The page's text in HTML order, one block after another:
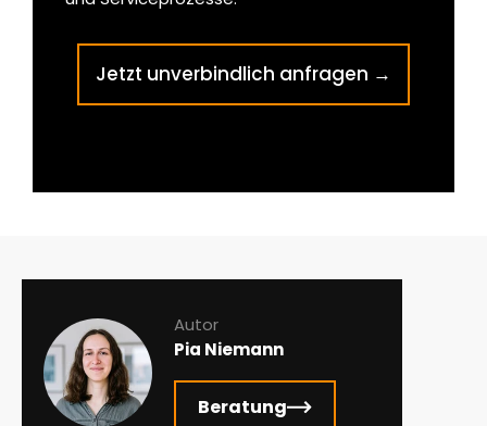
Jetzt unverbindlich anfragen →
Autor
Pia Niemann
Beratung